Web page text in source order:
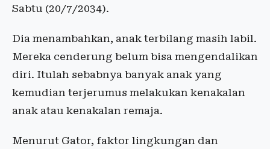
Sabtu (20/7/2034).
Dia menambahkan, anak terbilang masih labil.
Mereka cenderung belum bisa mengendalikan
diri. Itulah sebabnya banyak anak yang
kemudian terjerumus melakukan kenakalan
anak atau kenakalan remaja.
Menurut Gator, faktor lingkungan dan